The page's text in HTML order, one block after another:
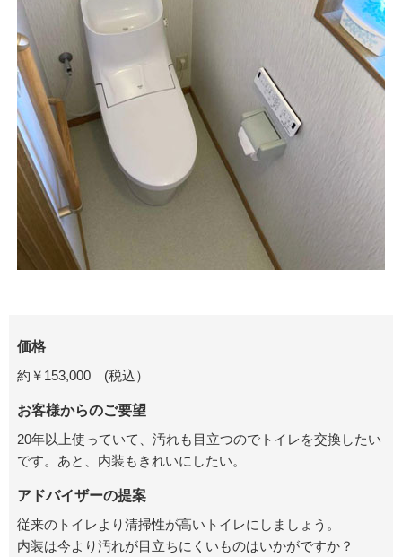
価格
約￥ 153,000(税込）
お客様からのご要望
20年以上使っていて、汚れも目立つのでトイレを交換したい
です。あと、 内装もきれいにしたい。
アドバイザーの提案
従来のトイレより清掃性が高いトイレにしましょう。
内装は今より汚れが目立ちにくいものはいかがですか？